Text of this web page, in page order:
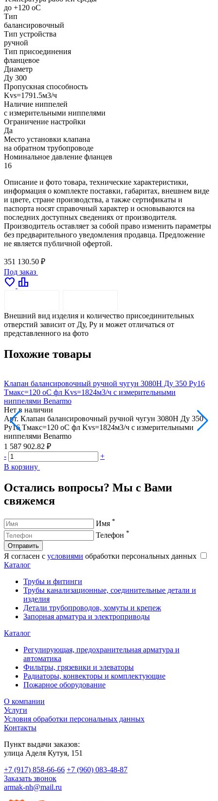
до +120 oC
Тип
балансировочный
Тип устройства
ручной
Тип присоединения
фланцевое
Диаметр
Ду 300
Пропускная способность
Kvs=1791.5м3/ч
Наличие ниппелей
с измерительными ниппелями
Ограничение настройки
Да
Место установки клапана
на обратном трубопроводе
Номинальное давление фланцев
16
Описание и фото товара, технические характеристики,
информация о комплекте поставки, габаритах, внешнем виде
и цвете, стране производства, а также сертификаты и
паспорта носят справочный характер и основываются на
последних доступных сведениях от производителя.
Производитель оставляет за собой право изменить параметры
без предварительного уведомления продавца. Предложение
не является публичной офертой.
351 130.50 ₽
Под заказ
favorite leaderboard
Внешний вид изделия и количество присоединительных
отверстий зависит от Ду, Pу и может отличаться от
представленного на фото
Похожие товары
Клапан балансировочный ручной чугун 3080H Ду 350 Ру16
Тмакс=120 оС фл Kvs=1824м3/ч с измерительными
ниппелями Benarmo
Нет в наличии
Арт. Клапан балансировочный ручной чугун 3080H Ду 350
Ру16 Тмакс=120 оС фл Kvs=1824м3/ч с измерительными
ниппелями Benarmo
1 587 902.82 ₽
-
+
В корзину
Остались вопросы? Мы с Вами
свяжемся
Имя *
Телефон *
Отправить
Я согласен с условиями обработки персональных данных
Каталог
Трубы и фитинги
Трубы канализационные, соединительные детали и
изделия
Детали трубопроводов, хомуты и крепеж
Запорная арматура и электроприводы
Каталог
Регулирующая, предохранительная арматура и
автоматика
Фильтры, грязевики и элеваторы
Радиаторы, конвекторы и комплектующие
Пожарное оборудование
О компании
Услуги
Условия обработки персональных данных
Контакты
Пункт выдачи заказов:
​улица Аделя Кутуя, 151
+7 (917) 858-66-66 +7 (960) 083-48-87
Заказать звонок
armak-nh@mail.ru